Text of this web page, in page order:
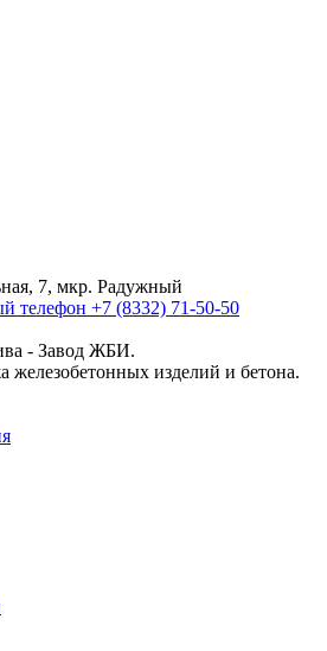
7, мкр. Радужный
телефон +7 (8332) 71-50-50
- Завод ЖБИ.
железобетонных изделий и бетона.